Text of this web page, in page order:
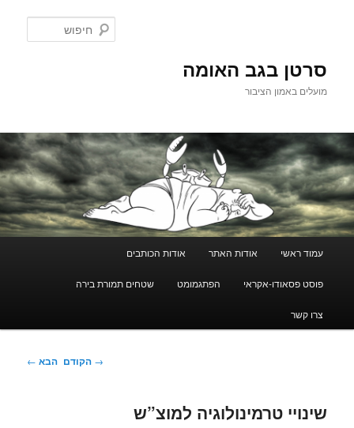
סרטן בגב האומה
מועלים באמון הציבור
עמוד ראשי אודות האתר אודות הכותבים
פוסט פסאודו-אקראי הפתגמומט שטחים תמורת בירה
צרו קשר
ניווט
→ הקודם הבא ←
שינויי טרמינולוגיה למוצ”ש